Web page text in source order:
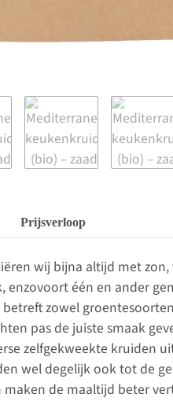
Prijsverloop
wij bijna altijd met
enzovoort één en ander
zowel
pas de juiste smaak
zelfgekweekte kruiden
wel degelijk ook tot de
de maaltijd beter